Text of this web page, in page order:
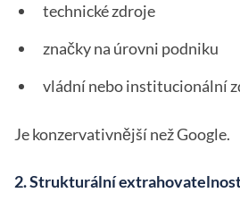
technické zdroje
značky na úrovni podniku
vládní nebo institucionální
Je konzervativnější než Google.
2. Strukturální